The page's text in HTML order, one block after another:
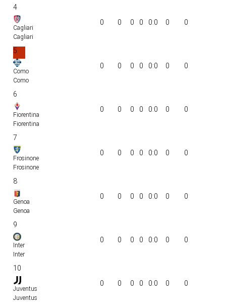
4
Cagliari
Cagliari
0 0 0 0 0:0 0 0
5
Como
Como
0 0 0 0 0:0 0 0
6
Fiorentina
Fiorentina
0 0 0 0 0:0 0 0
7
Frosinone
Frosinone
0 0 0 0 0:0 0 0
8
Genoa
Genoa
0 0 0 0 0:0 0 0
9
Inter
Inter
0 0 0 0 0:0 0 0
10
Juventus
Juventus
0 0 0 0 0:0 0 0